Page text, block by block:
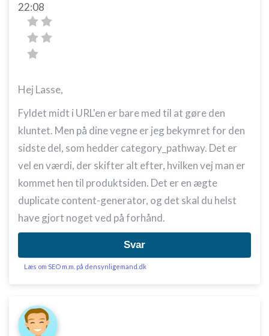
22:08
Hej Lasse,
Fyldet midt i URL'en er bare med til at gøre den
kluntet. Men på dine vegne er jeg bekymret for den
sidste del, som hedder category_pathway. Det er
vel en værdi, der skifter alt efter, hvilken vej man er
kommet hen til produktsiden. Det er en ægte
duplicate content-generator, og det skal du helst
have gjort noget ved på forhånd.
Svar
Læs om SEO m.m. på densynligemand.dk